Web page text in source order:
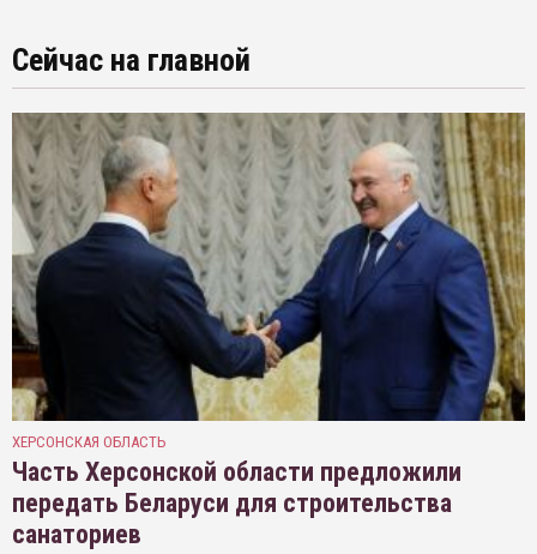
Сейчас на главной
ХЕРСОНСКАЯ ОБЛАСТЬ
Часть Херсонской области предложили
передать Беларуси для строительства
санаториев